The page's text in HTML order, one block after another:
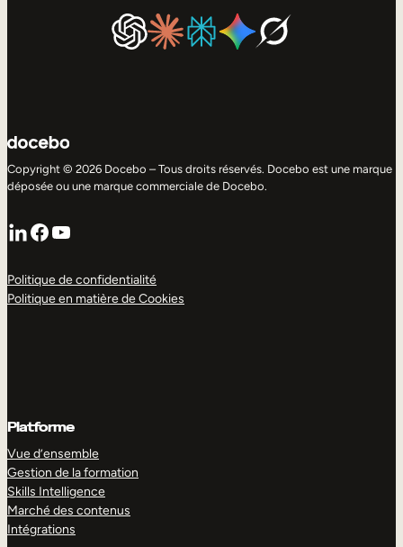
Copyright © 2026 Docebo – Tous droits réservés. Docebo est une marque
déposée ou une marque commerciale de Docebo.
LinkedIn
Facebook
YouTube
Politique de confidentialité
Politique en matière de Cookies
Platforme
Vue d’ensemble
Gestion de la formation
Skills Intelligence
Marché des contenus
Intégrations